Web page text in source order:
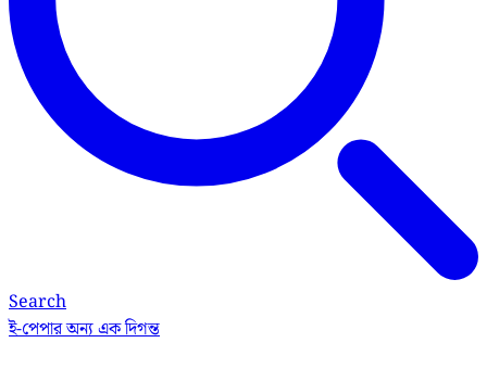
Search
ই-পেপারঅন্য এক দিগন্ত